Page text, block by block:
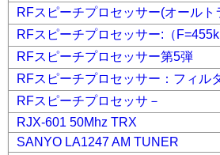
RFスピーチプロセッサー(オールト
RFスピーチプロセッサー:（
RFスピーチプロセッサー第5弾
RFスピーチプロセッサー：フィル
RFスピーチプロセッサ－
RJX-601 50Mhz TRX
SANYO LA1247 AM TUNER